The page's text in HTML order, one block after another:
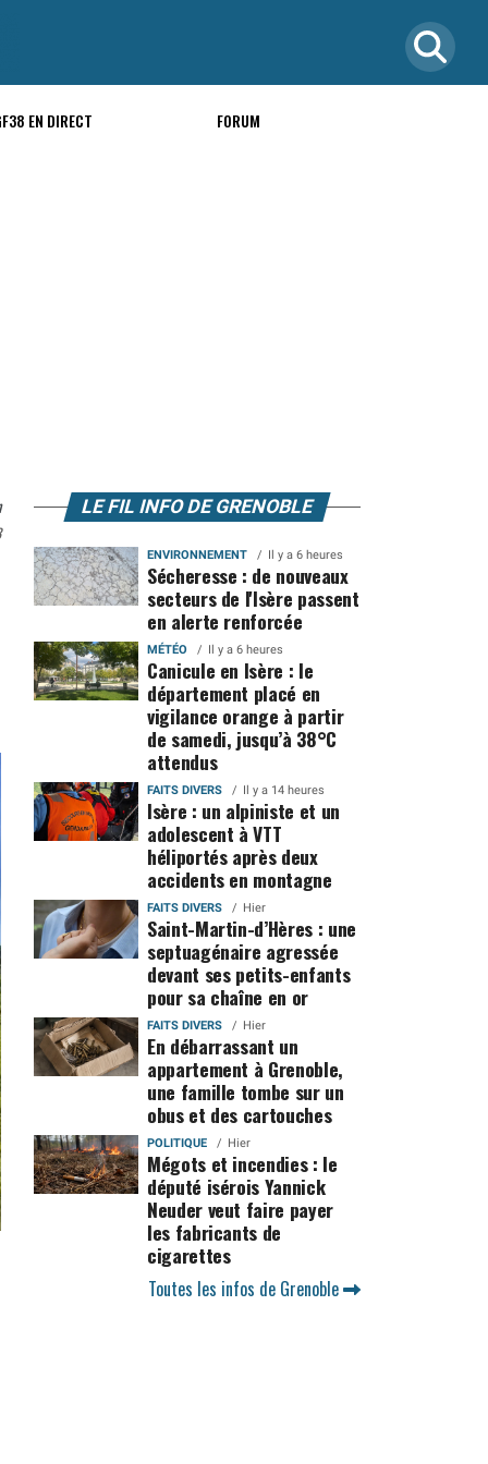
EN DIRECT FORUM
LE FIL INFO DE GRENOBLE
ENVIRONNEMENT Il y a 6 heures
Sécheresse : de nouveaux
secteurs de l'Isère passent
en alerte renforcée
MÉTÉO Il y a 6 heures
Canicule en Isère : le
département placé en
vigilance orange à partir
de samedi, jusqu’à 38°C
attendus
FAITS DIVERS Il y a 14 heures
Isère : un alpiniste et un
adolescent à VTT
héliportés après deux
accidents en montagne
FAITS DIVERS Hier
Saint-Martin-d’Hères : une
septuagénaire agressée
devant ses petits-enfants
pour sa chaîne en or
FAITS DIVERS Hier
En débarrassant un
appartement à Grenoble,
une famille tombe sur un
obus et des cartouches
POLITIQUE Hier
Mégots et incendies : le
député isérois Yannick
Neuder veut faire payer
les fabricants de
cigarettes
Toutes les infos de Grenoble